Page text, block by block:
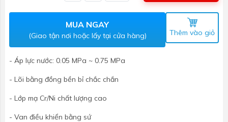
MUA NGAY
(Giao tận nơi hoặc lấy tại cửa hàng) Thêm vào giỏ
- Áp lực nước: 0.05 MPa ~ 0.75 MPa
- Lõi bằng đồng bền bỉ chắc chắn
- Lớp mạ Cr/Ni chất lượng cao
- Van điều khiển bằng sứ